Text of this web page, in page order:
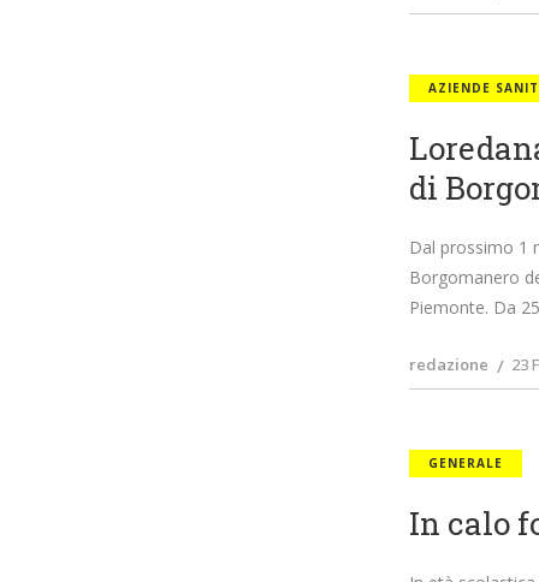
AZIENDE
di
Dal prossimo 1
Borgomanero
Piemonte. Da
redazione 23
GENERALE
In calo